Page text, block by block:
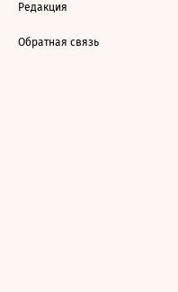
Редакция
Обратная связь